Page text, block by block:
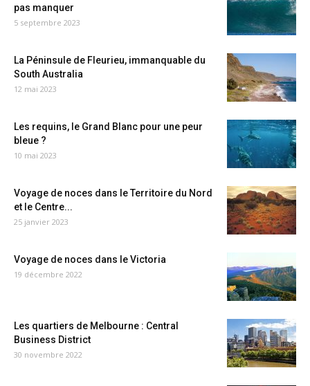
pas manquer
5 septembre 2023
La Péninsule de Fleurieu, immanquable du
South Australia
12 mai 2023
Les requins, le Grand Blanc pour une peur
bleue ?
10 mai 2023
Voyage de noces dans le Territoire du Nord
et le Centre...
25 janvier 2023
Voyage de noces dans le Victoria
19 décembre 2022
Les quartiers de Melbourne : Central
Business District
30 novembre 2022